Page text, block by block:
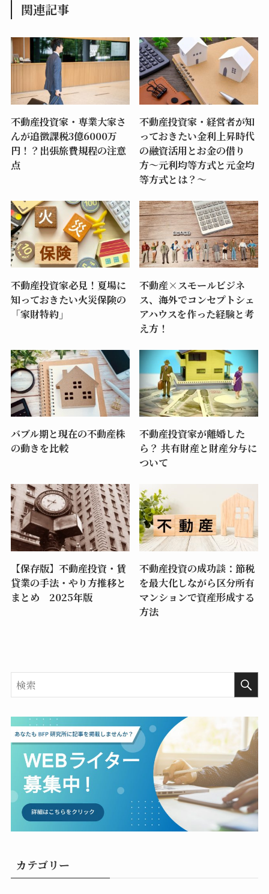
関連記事
不動産投資家・専業大家さ
んが追徴課税3億6000万
円！？出張旅費規程の注意
点
不動産投資家・経営者が知
っておきたい金利上昇時代
の融資活用とお金の借り
方〜元利均等方式と元金均
等方式とは？〜
不動産投資家必見！夏場に
知っておきたい火災保険の
「家財特約」
不動産×スモールビジネ
ス、海外でコンセプトシェ
アハウスを作った経験と考
え方！
バブル期と現在の不動産株
の動きを比較
不動産投資家が離婚した
ら？ 共有財産と財産分与に
ついて
【保存版】不動産投資・賃
貸業の手法・やり方推移と
まとめ 2025年版
不動産投資の成功談：節税
を最大化しながら区分所有
マンションで資産形成する
方法
カテゴリー